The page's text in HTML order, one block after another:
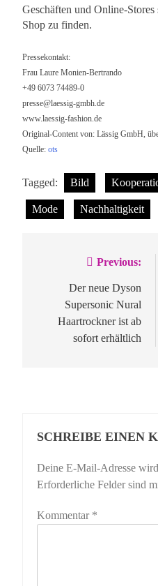
Geschäften und Online-
Shop zu finden.
Pressekontakt:
Frau Laure Monien-Bertrando
+49 6073 74489-0
presse@laessig-gmbh.de
www.laessig-fashion.de
Original-Content von: Lässig GmbH,
Quelle: ots
Tagged: Bild
Mode Nachhaltigkeit
Previous:
Der neue Dyson
Supersonic Nural
Haartrockner ist ab
sofort erhältlich
SCHREIBE EINEN
Deine E-Mail-Adresse
Erforderliche Felder sind
Kommentar *